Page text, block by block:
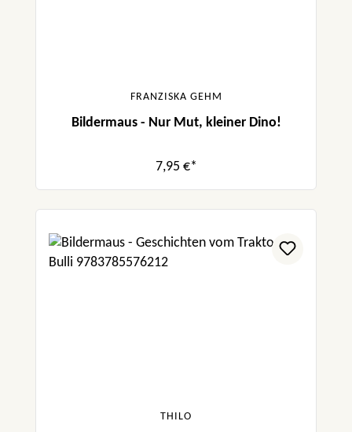
FRANZISKA GEHM
Bildermaus - Nur Mut, kleiner Dino!
7,95 €*
THILO